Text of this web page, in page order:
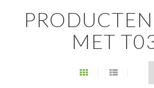
MET